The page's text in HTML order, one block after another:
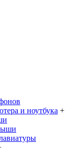
и ноутбука +